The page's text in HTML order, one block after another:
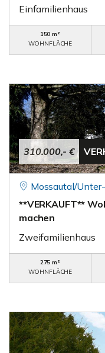
Einfamilienhaus
150 m²
WOHNFLÄCHE
310.000,- €
Mossautal/
**VERKAUFT**
machen
Zweifamilienhaus
275 m²
WOHNFLÄCHE